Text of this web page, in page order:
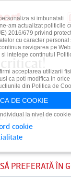
PRIMA SPORT
PREFERATĂ ÎN
si imbunatati
am actualizat politicile
2016/679 privind
cu caracter personal
navigarea pe
intelege continutul
acceptarea utilizarii
ca poti modifica in orice
din Politica de
DE COOKIE
la nivel de
cookie